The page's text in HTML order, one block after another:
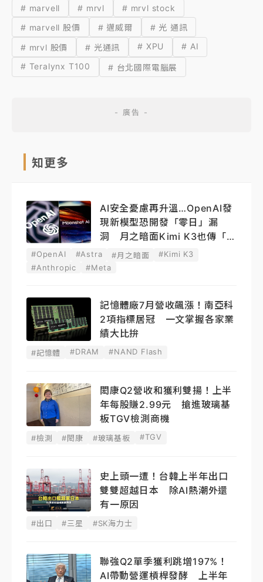
# marvell # mrvl
# mrvl stock
# marvell 股價
# 邁威爾
# 光 通訊
# mrvl 股價
# 光通訊 # XPU
# AI
# Teralynx T100
# 台北國際電腦展
知更多
AI安全憂慮再升溫…OpenAI發
現新模型恐開發「零日」漏
洞 月之暗面Kimi K3也傳「越
獄」
#OpenAI #Astra #月之暗面
#Kimi K3
#Anthropic
#Meta
記憶體廠7月營收飆漲！南亞科
2項指標居冠 一文掌握各家業
績大比拚
#記憶體 #DRAM #NAND Flash
閎康Q2營收和獲利雙揚！上半
年每股賺2.99元 搶進玻璃基
板TGV檢測商機
#檢測 #閎康 #玻璃基板 #TGV
史上頭一遭！台韓上半年出口
雙雙超越日本 除AI熱潮外還
有一原因
#出口 #三星 #SK海力士
聯強Q2單季獲利跳增197%！
AI帶動營運槓桿發酵 上半年